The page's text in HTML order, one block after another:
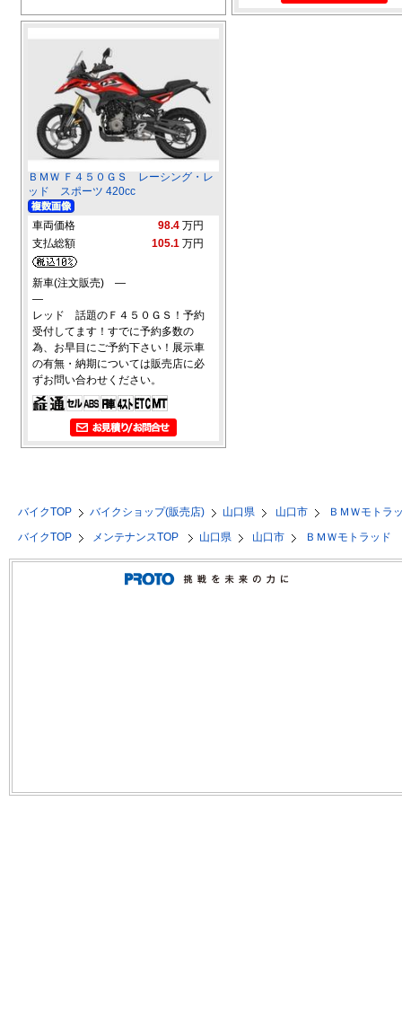
ＢＭＷ Ｆ４５０ＧＳ レーシング・レ
ッド スポーツ 420cc
車両価格 98.4 万円
支払総額
105.1 万円
新車(注文販売) ―
―
レッド 話題のＦ４５０ＧＳ！予約
受付してます！すでに予約多数の
為、お早目にご予約下さい！展示車
の有無・納期については販売店に必
ずお問い合わせください。
バイクTOP バイクショップ(販売店) 山口県 山口市
ＢＭＷモトラ
バイクTOP
メンテナンスTOP 山口県 山口市 ＢＭＷモトラッド